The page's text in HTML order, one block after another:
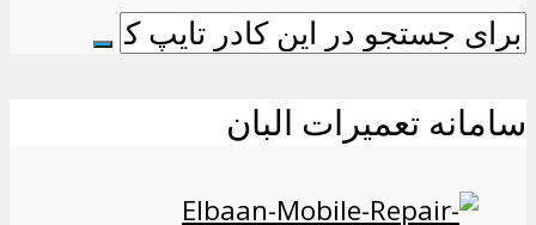
سامانه تعمیرات البان